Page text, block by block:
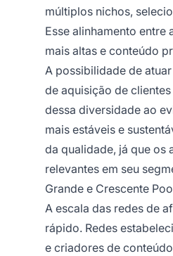
múltiplos nichos,
Esse alinhamento
mais altas e conteúdo
A possibilidade de
de aquisição de
dessa diversidade ao
mais estáveis e
da qualidade, já que os
relevantes em seu
Grande e Crescente
A escala das redes de
rápido. Redes
e criadores de